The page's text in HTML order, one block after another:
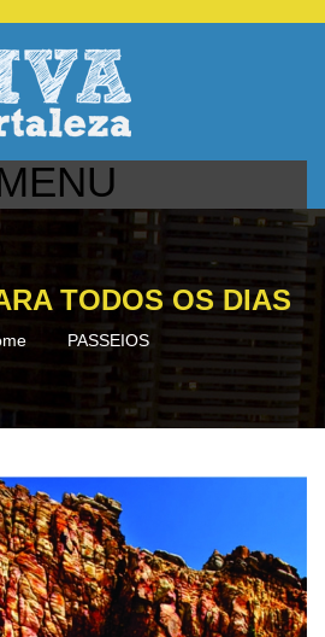
TODOS OS DIAS
PASSEIOS